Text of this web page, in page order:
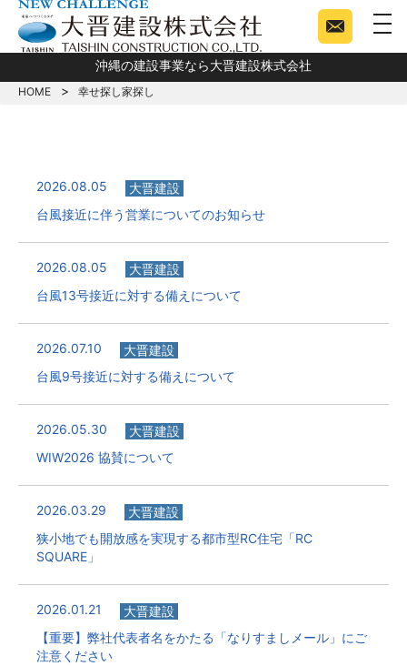
沖縄の建設事業なら大晋建設株式会社
HOME 幸せ探し家探し
2026.08.05
大晋建設
台風接近に伴う営業についてのお知らせ
2026.08.05
大晋建設
台風13号接近に対する備えについて
2026.07.10
大晋建設
台風9号接近に対する備えについて
2026.05.30
大晋建設
WIW2026 協賛について
2026.03.29
大晋建設
狭小地でも開放感を実現する都市型RC住宅「RC
SQUARE」
2026.01.21
大晋建設
【重要】弊社代表者名をかたる「なりすましメール」にご
注意ください